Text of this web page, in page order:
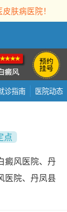
肤病医院！
诊指南 医院动态
点
癜风医院、丹
医院、丹凤县